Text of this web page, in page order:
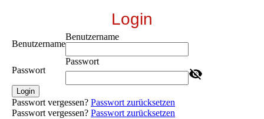
Login
Benutzername
Benutzername
Passwort
Passwort
Login
Passwort vergessen? Passwort zurücksetzen
Passwort vergessen? Passwort zurücksetzen